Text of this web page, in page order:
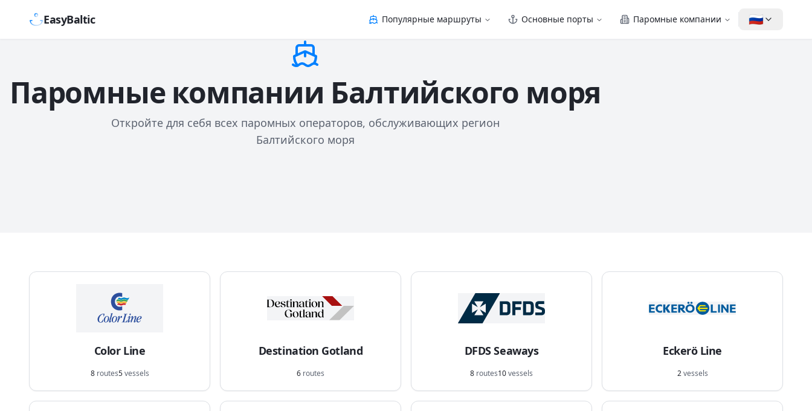
EasyBaltic Популярные маршруты Основные порты Паромные компании 🇷🇺
Паромные компании Балтийского моря
Откройте для себя всех паромных операторов, обслуживающих регион
Балтийского моря
Color Line
8 routes5 vessels
Destination Gotland
6 routes
DFDS Seaways
8 routes10vessels
Eckerö Line
2 vessels